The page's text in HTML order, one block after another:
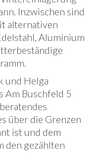
Inzwischen sind
alternativen
Aluminium
und Helga
Am Buschfeld 5
über die Grenzen
ist und dem
den gezählten